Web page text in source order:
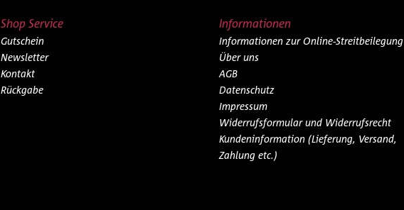
Shop Service
Gutschein
Newsletter
Kontakt
Rückgabe
Informationen
Informationen zur Online-Streitbeilegung
Über uns
AGB
Datenschutz
Impressum
Widerrufsformular und Widerrufsrecht
Kundeninformation (Lieferung, Versand,
Zahlung etc.)